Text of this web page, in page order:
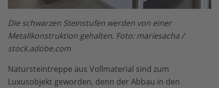
Die schwarzen Steinstufen werden von einer
Metallkonstruktion gehalten. Foto: mariesacha /
stock.adobe.com
Natursteintreppe aus Vollmaterial sind zum
Luxusobjekt geworden, denn der Abbau in den